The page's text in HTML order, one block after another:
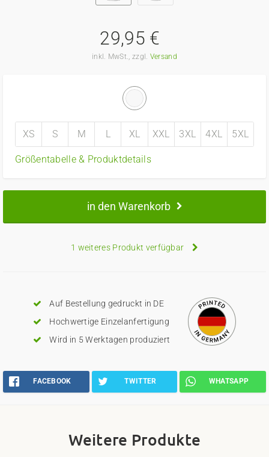
29,95 €
inkl. MwSt., zzgl. Versand
XS S M L XL XXL 3XL 4XL 5XL
Größentabelle & Produktdetails
in den Warenkorb
1 weiteres Produkt verfügbar
Auf Bestellung gedruckt in DE
Hochwertige Einzelanfertigung
Wird in 5 Werktagen produziert
FACEBOOK TWITTER WHATSAPP
Weitere Produkte